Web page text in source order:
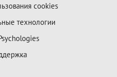
cookies
технологии